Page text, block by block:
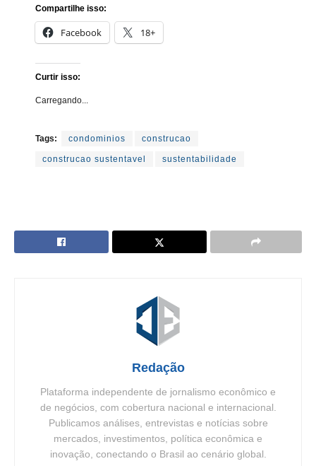
Compartilhe isso:
Facebook 18+
Curtir isso:
Carregando...
Tags: condominios construcao
construcao sustentavel sustentabilidade
Redação
Plataforma independente de jornalismo econômico e
de negócios, com cobertura nacional e internacional.
Publicamos análises, entrevistas e notícias sobre
mercados, investimentos, política econômica e
inovação, conectando o Brasil ao cenário global.